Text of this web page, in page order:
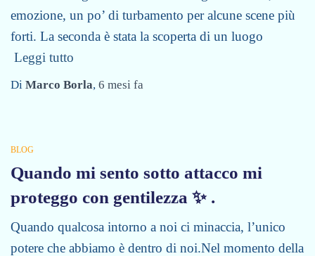
emozione, un po’ di turbamento per alcune scene più
forti. La seconda è stata la scoperta di un luogo
Leggi tutto
Di Marco Borla, 6 mesi fa
BLOG
Quando mi sento sotto attacco mi
proteggo con gentilezza ✨ .
Quando qualcosa intorno a noi ci minaccia, l’unico
potere che abbiamo è dentro di noi.Nel momento della